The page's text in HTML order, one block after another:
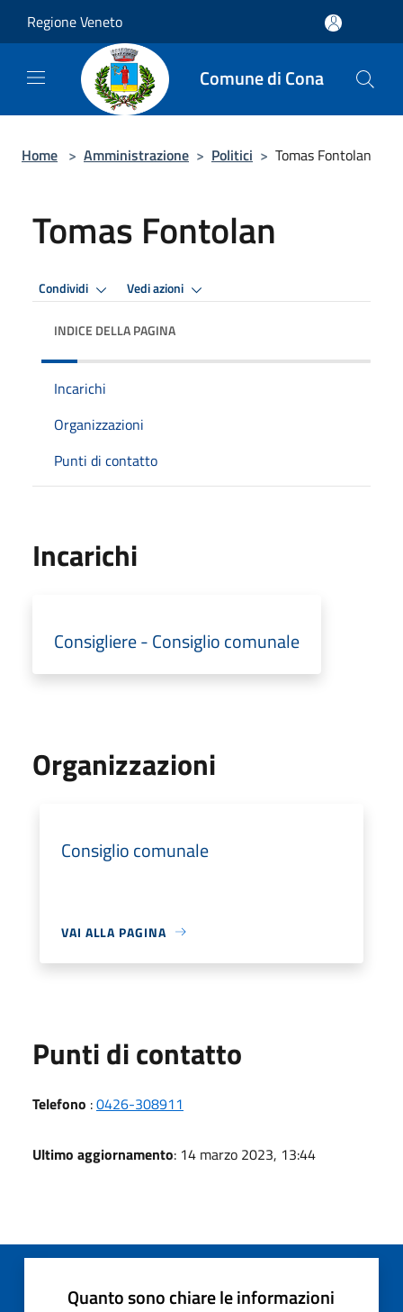
Regione Veneto
Comune di Cona
Home > Amministrazione > Politici > Tomas Fontolan
Tomas Fontolan
Condividi Vedi azioni
INDICE DELLA PAGINA
Incarichi
Organizzazioni
Punti di contatto
Incarichi
Consigliere - Consiglio comunale
Organizzazioni
Consiglio comunale
VAI ALLA PAGINA
Punti di contatto
Telefono :0426-308911
Ultimo aggiornamento: 14 marzo 2023, 13:44
Quanto sono chiare le informazioni